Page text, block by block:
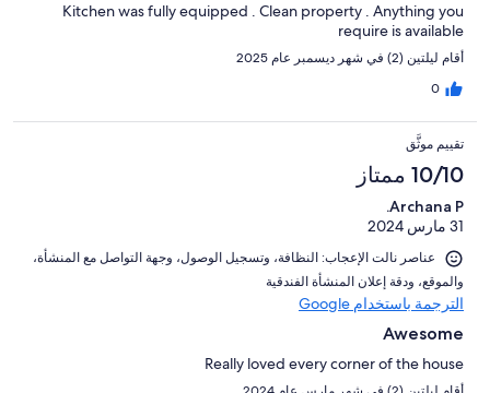
Kitchen was fully equipped . Clean property . Anything you
require is available
أقام ليلتين (2) في شهر ديسمبر عام 2025
0
تقييم موثَّق
10/10 ممتاز
Archana P.
31 مارس 2024
عناصر نالت الإعجاب: ⁦النظافة⁩، و⁦تسجيل الوصول⁩، و⁦جهة التواصل مع المنشأة⁩،
و⁦الموقع⁩، و⁦دقة إعلان المنشأة الفندقية⁩
الترجمة باستخدام Google
Awesome
Really loved every corner of the house